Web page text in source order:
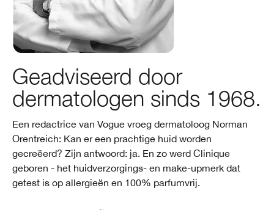
Geadviseerd door
dermatologen sinds 1968.
Een redactrice van Vogue vroeg dermatoloog Norman
Orentreich: Kan er een prachtige huid worden
gecreëerd? Zijn antwoord: ja. En zo werd Clinique
geboren - het huidverzorgings- en make-upmerk dat
getest is op allergieën en 100% parfumvrij.